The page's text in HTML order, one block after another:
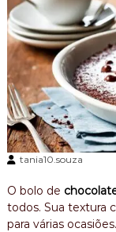
tania10.souza
O bolo de
todos. Sua textura
para várias